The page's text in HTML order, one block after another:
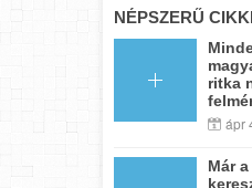
NÉPSZERŰ
ritka
ápr
Már a